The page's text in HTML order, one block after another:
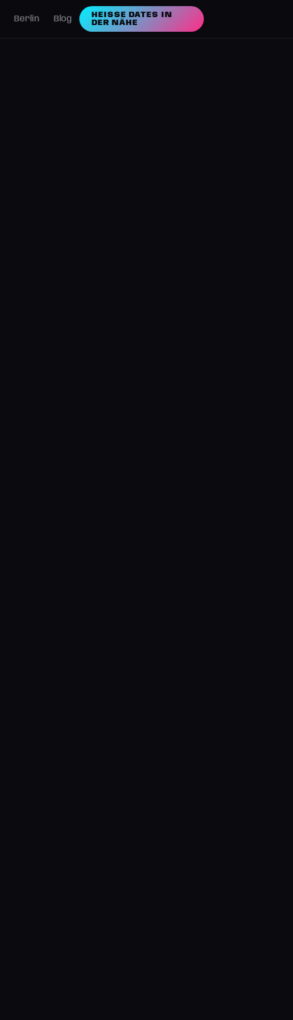
Berlin Blog
HEISSE DATES IN D
ER NÄHE